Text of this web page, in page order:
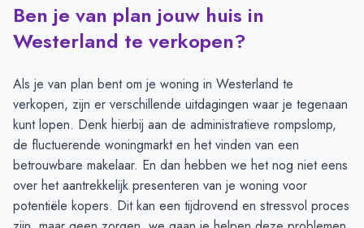
Transacties en aanmeldingen per maand - Westerland
Maand
Transacties
Aanmeldingen
Juli
4
5
Augustus
7
September
5
4
Oktober
4
November
2
December
Januari
2
1
Februari
3
2
Maart
2
5
Ben je van plan jouw huis in
Westerland te verkopen?
Als je van plan bent om je woning in Westerland te
verkopen, zijn er verschillende uitdagingen waar je tegenaan
kunt lopen. Denk hierbij aan de administratieve rompslomp,
de fluctuerende woningmarkt en het vinden van een
betrouwbare makelaar. En dan hebben we het nog niet eens
over het aantrekkelijk presenteren van je woning voor
potentiële kopers. Dit kan een tijdrovend en stressvol proces